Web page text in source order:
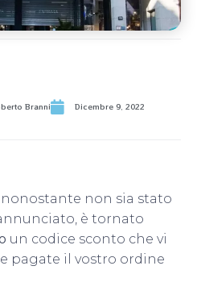
Branni Dicembre 9, 2022
non sia stato
è tornato
un codice sconto che vi
pagate il vostro ordine